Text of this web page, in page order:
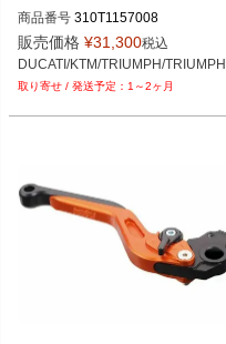
商品番号 310T1157008
販売価格 ¥31,300税込
DUCATI/KTM/TRIUMPH/TRIUMPH
1～2ヶ月